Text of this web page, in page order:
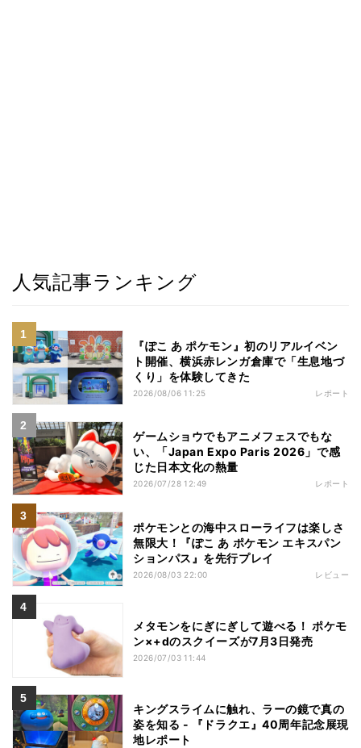
人気記事ランキング
『ぽこ あ ポケモン』初のリアルイベン
ト開催、横浜赤レンガ倉庫で「生息地づ
くり」を体験してきた
2026/08/06 11:25 レポート
ゲームショウでもアニメフェスでもな
い、「Japan Expo Paris 2026」で感
じた日本文化の熱量
2026/07/28 12:49 レポート
ポケモンとの海中スローライフは楽しさ
無限大！『ぽこ あ ポケモン エキスパン
ションパス』を先行プレイ
2026/08/03 22:00 レビュー
メタモンをにぎにぎして遊べる！ ポケモ
ン×+dのスクイーズが7月3日発売
2026/07/03 11:44
キングスライムに触れ、ラーの鏡で真の
姿を知る - 『ドラクエ』40周年記念展現
地レポート